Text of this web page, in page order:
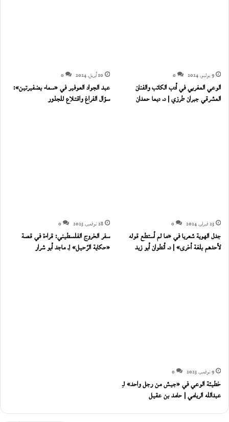
9 يوليو، 2024 0
الوعي المغربي في أدب الكاتب والفنان
المشرقي جبران طرزي | د. ديما حمدان
10 أبريل، 2024 0
عبد الجواد العوفير في «سماء بضفيرتين»:
سؤال الفراغ واقتلاع للجذور
23 فبراير، 2024 0
جدل الهوية شعريا في «ما لم أستطع قوله
لأحدهم بلغة أخرى» | د. أنطوان أبو زيد
28 نوفمبر، 2023 0
سفر الخروج الفلسطيني: قراءة في قصة
«حكاية الرّحيل» لِـ ماجد أبو شرار
9 نوفمبر، 2023 0
خطيئة الوعي في «جيش من رجل واحد» لـِ
عبدالله الريامي | حامد بن عقيل